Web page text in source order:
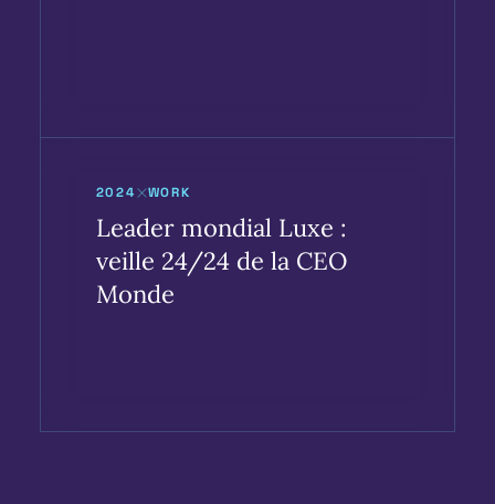
2024 WORK
Leader mondial Luxe :
veille 24/24 de la CEO
Monde